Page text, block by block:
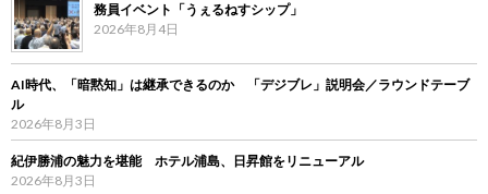
務員イベント「うぇるねすシップ」
2026年8月4日
AI時代、「暗黙知」は継承できるのか 「デジブレ」説明会／ラウンドテーブ
ル
2026年8月3日
紀伊勝浦の魅力を堪能 ホテル浦島、日昇館をリニューアル
2026年8月3日